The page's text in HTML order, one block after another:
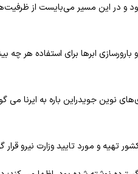
و در این مسیر می‌بایست از
ابرها برای استفاده هر چه
نوین جویدراین باره به ایرنا می